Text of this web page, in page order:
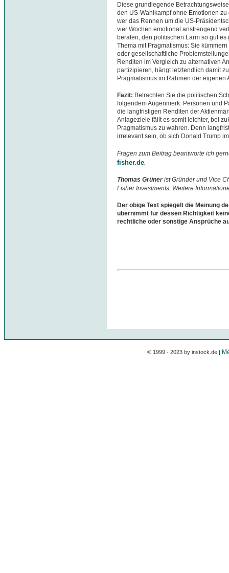
Diese grundlegende
den US-Wahlkampf ohne Emotionen
wer das Rennen um die US-
vier Wochen emotional anstrengend
beraten, den politischen Lärm so gut
Thema mit Pragmatismus: Sie
oder gesellschaftliche
Renditen im Vergleich zu alternativen
partizipieren, hängt letztendlich damit
Pragmatismus im Rahmen der
Fazit: Betrachten Sie die politischen
folgendem Augenmerk: Personen und
die langfristigen Renditen der
Anlageziele fällt es somit leichter, bei
Pragmatismus zu wahren. Denn
irrelevant sein, ob sich Donald Trump
Fragen zum Beitrag beantworte ich
fisher.de
Thomas Grünerist Gründer und Vice
Fisher Investments. Weitere
Der obige Text spiegelt die Meinung
übernimmt für dessen Richtigkeit
rechtliche oder sonstige Ansprüche
© 1999 - 2023 by instock.de |